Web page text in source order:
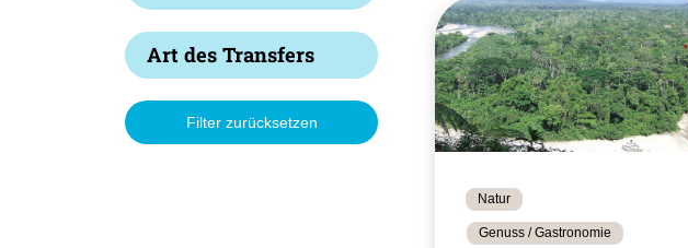
Art des Transfers
Filter zurücksetzen
Natur
Genuss / Gastronomie